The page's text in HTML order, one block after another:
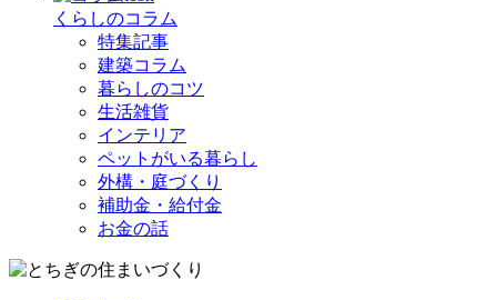
くらしのコラム
特集記事
建築コラム
暮らしのコツ
生活雑貨
インテリア
ペットがいる暮らし
外構・庭づくり
補助金・給付金
お金の話